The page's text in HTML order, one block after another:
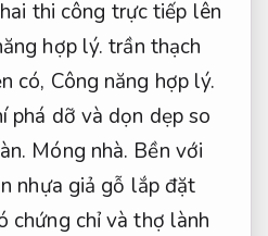
thi công trực tiếp lên
hợp lý. trần thạch
có, Công năng hợp lý.
phá dỡ và dọn dẹp so
Móng nhà. Bền với
nhựa giả gỗ lắp đặt
chứng chỉ và thợ lành